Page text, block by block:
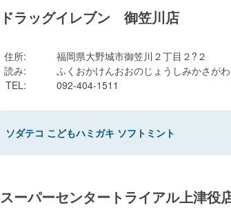
ドラッグイレブン 御笠川店
住所:
福岡県大野城市御笠川２丁目２?２
読み:
ふくおかけんおおのじょうしみかさがわ
TEL: 092-404-1511
ソダテコ こどもハミガキ ソフトミント
スーパーセンタートライアル上津役